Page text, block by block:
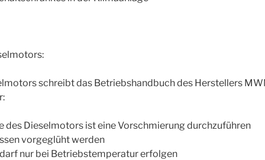
schreibt das Betriebshandbuch des Herstellers
des Dieselmotors ist eine Vorschmierung durchzuführen
vorgeglüht werden
nur bei Betriebstemperatur erfolgen